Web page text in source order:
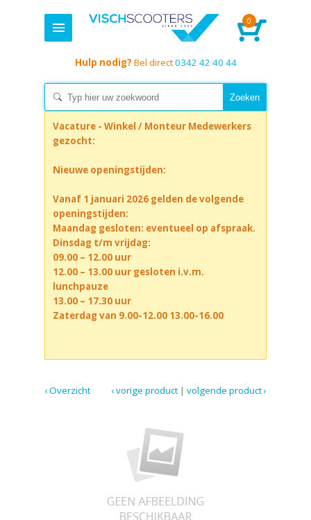
0
Hulp nodig? Bel direct0342 42 40 44
Vacature - Winkel / Monteur Medewerkers
gezocht:
Nieuwe openingstijden:
Vanaf 1 januari 2026 gelden de volgende
openingstijden:
Maandag gesloten: eventueel op afspraak.
Dinsdag t/m vrijdag:
09.00 – 12.00 uur
12.00 – 13.00 uur gesloten i.v.m.
lunchpauze
13.00 – 17.30 uur
Zaterdag van 9.00-12.00 13.00-16.00
‹ Overzicht volgende product ›
|
‹ vorige product